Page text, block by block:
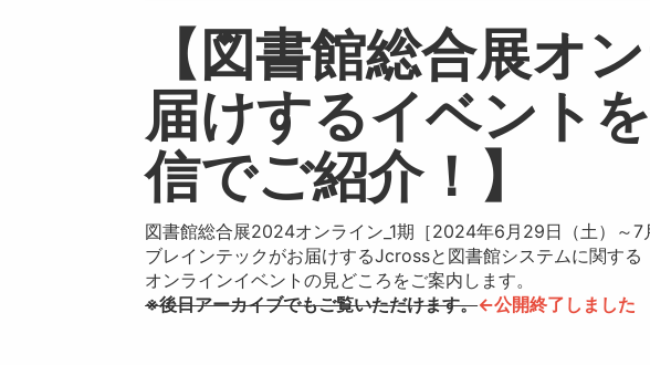
【図書館総合展オ
届けするイベント
信でご紹介！】
図書館総合展2024オンライン_1期［2024年6月29日（土）～7
ブレインテックがお届けするJcrossと図書館システムに関する
オンラインイベントの見どころをご案内します。
※後日アーカイブでもご覧いただけます。←公開終了しました